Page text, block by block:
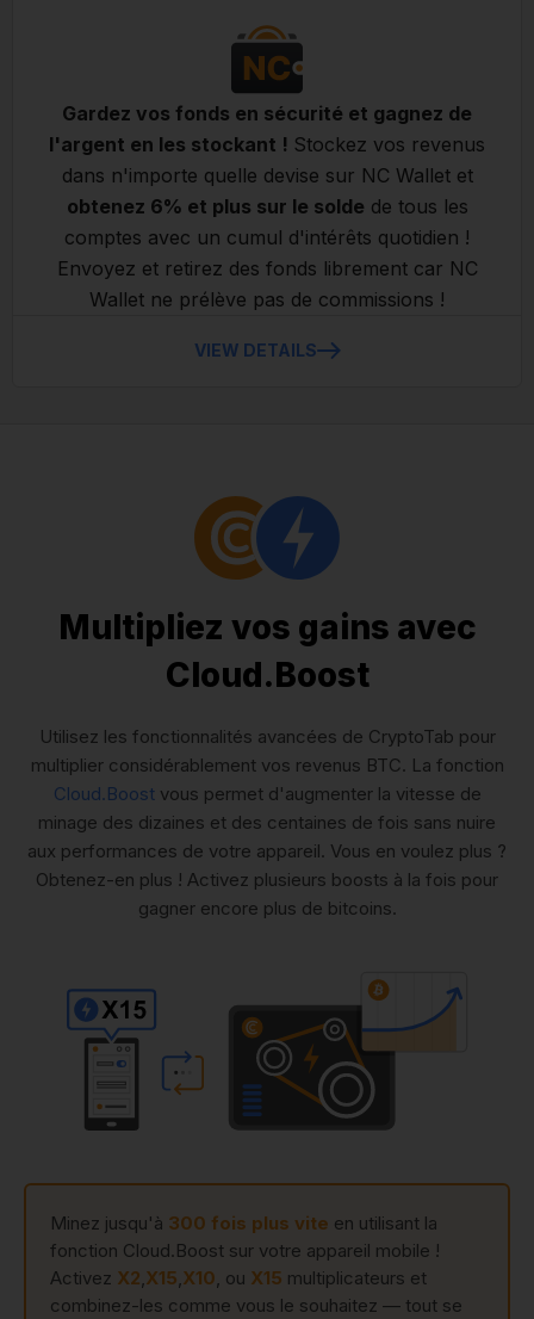
Gardez vos fonds en sécurité et gagnez de
l'argent en les stockant ! Stockez vos revenus
dans n'importe quelle devise sur NC Wallet et
obtenez 6% et plus sur le solde de tous les
comptes avec un cumul d'intérêts quotidien !
Envoyez et retirez des fonds librement car NC
Wallet ne prélève pas de commissions !
VIEW DETAILS
Multipliez vos gains avec
Cloud.Boost
Utilisez les fonctionnalités avancées de CryptoTab pour
multiplier considérablement vos revenus BTC. La fonction
Cloud.Boostvous permet d'augmenter la vitesse de
minage des dizaines et des centaines de fois sans nuire
aux performances de votre appareil. Vous en voulez plus ?
Obtenez-en plus ! Activez plusieurs boosts à la fois pour
gagner encore plus de bitcoins.
Minez jusqu'à 300 fois plus vite en utilisant la
fonction Cloud.Boost sur votre appareil mobile !
Activez X2 X15 X10 , ou X15 multiplicateurs et
combinez-les comme vous le souhaitez — tout se